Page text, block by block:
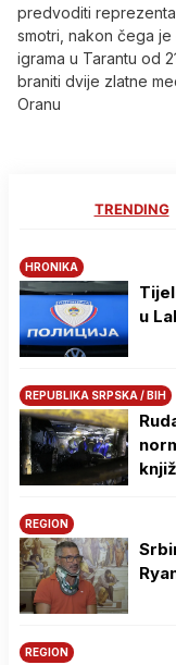
predvoditi
smotri, nakon čega
igrama u Tarantu od
braniti dvije zlatne
Oranu
TRENDING
HRONIKA
u
REPUBLIKA SRPSKA / BIH
REGION
REGION